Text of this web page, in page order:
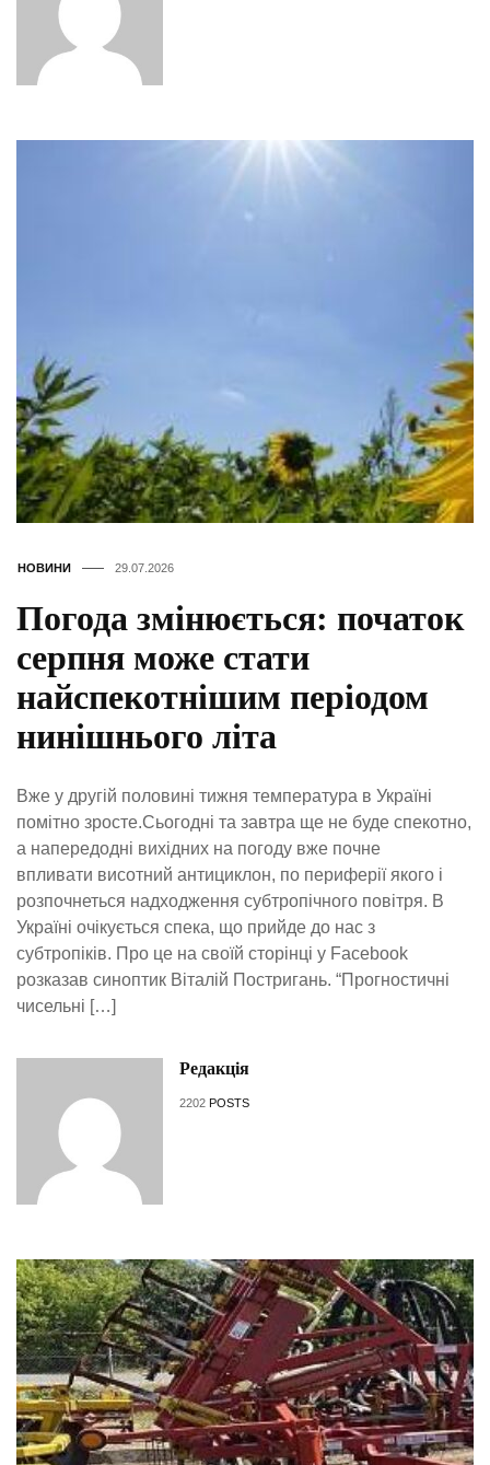
НОВИНИ 29.07.2026
Погода змінюється: початок
серпня може стати
найспекотнішим періодом
нинішнього літа
Вже у другій половині тижня температура в Україні
помітно зросте.Сьогодні та завтра ще не буде спекотно,
а напередодні вихідних на погоду вже почне
впливати висотний антициклон, по периферії якого і
розпочнеться надходження субтропічного повітря. В
Україні очікується спека, що прийде до нас з
субтропіків. Про це на своїй сторінці у Facebook
розказав синоптик Віталій Постригань. “Прогностичні
чисельні […]
Редакція
2202 POSTS